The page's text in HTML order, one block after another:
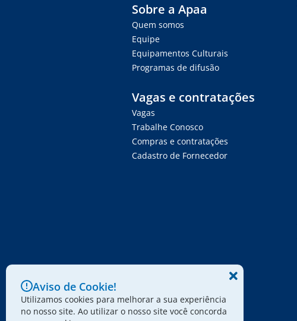
Sobre a Apaa
Quem somos
Equipe
Equipamentos Culturais
Programas de difusão
Vagas e contratações
Vagas
Trabalhe Conosco
Compras e contratações
Cadastro de Fornecedor
Aviso de Cookie!
Utilizamos cookies para melhorar a sua experiência
no nosso site. Ao utilizar o nosso site você concorda